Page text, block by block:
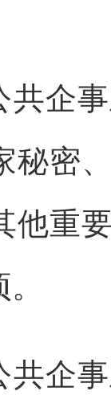
共企
秘密
他重
共企